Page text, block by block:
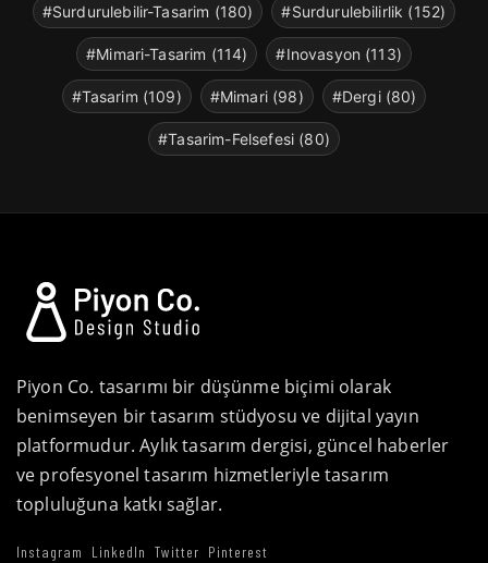
#Surdurulebilir-Tasarim (180) #Surdurulebilirlik (152)
#Mimari-Tasarim (114) #Inovasyon (113)
#Tasarim (109) #Mimari (98) #Dergi (80)
#Tasarim-Felsefesi (80)
Piyon Co. tasarımı bir düşünme biçimi olarak
benimseyen bir tasarım stüdyosu ve dijital yayın
platformudur. Aylık tasarım dergisi, güncel haberler
ve profesyonel tasarım hizmetleriyle tasarım
topluluğuna katkı sağlar.
Instagram LinkedIn Twitter Pinterest